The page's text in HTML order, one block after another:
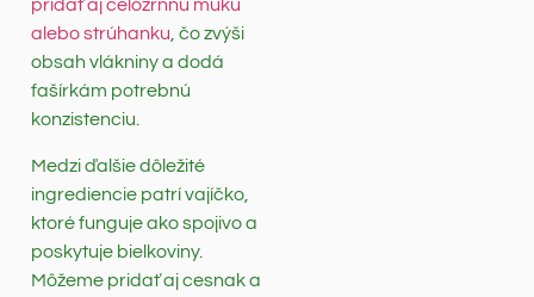
pridať aj celozrnnú múku
alebo strúhanku, čo zvýši
obsah vlákniny a dodá
fašírkám potrebnú
konzistenciu.
Medzi ďalšie dôležité
ingrediencie patrí vajíčko,
ktoré funguje ako spojivo a
poskytuje bielkoviny.
Môžeme pridať aj cesnak a